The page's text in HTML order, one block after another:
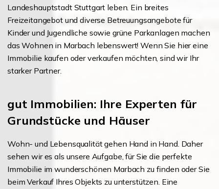
Landeshauptstadt Stuttgart leben. Ein breites
Freizeitangebot und diverse Betreuungsangebote für
Kinder und Jugendliche sowie grüne Parkanlagen machen
das Wohnen in Marbach lebenswert! Wenn Sie hier eine
Immobilie kaufen oder verkaufen möchten, sind wir Ihr
starker Partner.
gut Immobilien: Ihre Experten für
Grundstücke und Häuser
Wohn- und Lebensqualität gehen Hand in Hand. Daher
sehen wir es als unsere Aufgabe, für Sie die perfekte
Immobilie im wunderschönen Marbach zu finden oder Sie
beim Verkauf Ihres Objekts zu unterstützen. Eine